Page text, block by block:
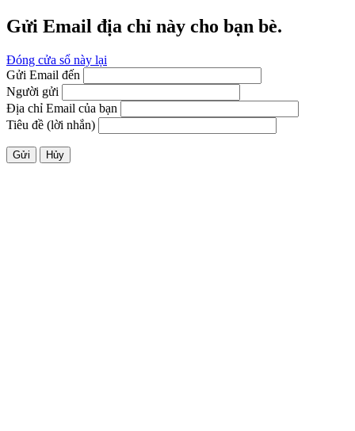
Gửi Email địa chỉ này cho bạn bè.
Đóng cửa sổ này lại
Gửi Email đến
Người gửi
Địa chỉ Email của bạn
Tiêu đề (lời nhắn)
Gửi Hủy